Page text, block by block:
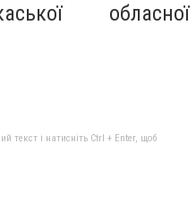
обласної
текст і натисніть Ctrl + Enter, щоб